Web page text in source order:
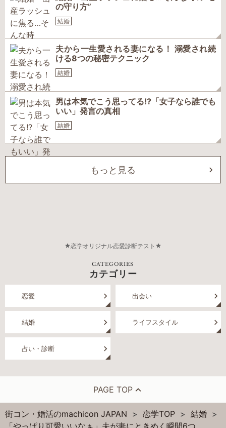
の守り方”
結婚
夫から一生愛される妻になる！ 溺愛され続
ける8つの秘密テクニック
結婚
男は本気でこう思ってる!?「女子なら誰でも
いい」発言の真相
結婚
もっと見る
恋学オリジナル恋愛診断テスト
CATEGORIES
カテゴリー
恋愛 出会い
結婚 ライフスタイル
占い・診断
PAGE TOP
街コン・婚活のmachicon JAPAN 恋学TOP
結婚
「やっぱり可愛いいなぁ」夫が妻にときめく瞬間6つ